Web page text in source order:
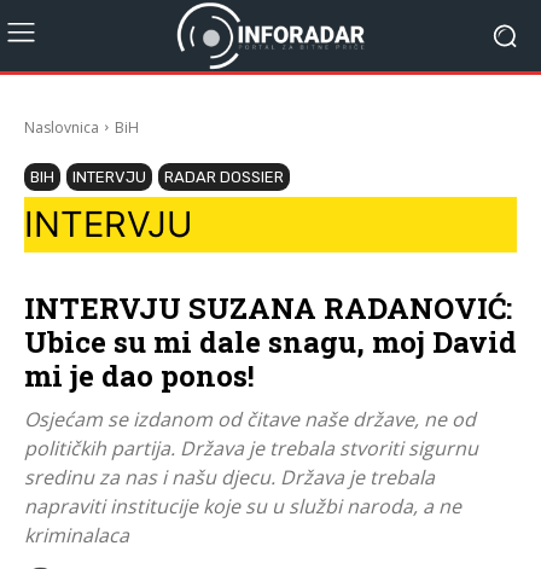
Naslovnica BiH
BIH INTERVJU RADAR DOSSIER
INTERVJU
INTERVJU SUZANA RADANOVIĆ:
Ubice su mi dale snagu, moj David
mi je dao ponos!
Osjećam se izdanom od čitave naše države, ne od
političkih partija. Država je trebala stvoriti sigurnu
sredinu za nas i našu djecu. Država je trebala
napraviti institucije koje su u službi naroda, a ne
kriminalaca